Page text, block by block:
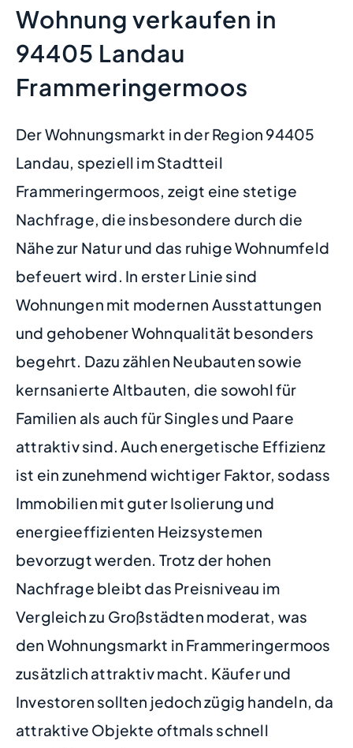
Wohnung verkaufen in
94405 Landau
Frammeringermoos
Der Wohnungsmarkt in der Region 94405
Landau, speziell im Stadtteil
Frammeringermoos, zeigt eine stetige
Nachfrage, die insbesondere durch die
Nähe zur Natur und das ruhige Wohnumfeld
befeuert wird. In erster Linie sind
Wohnungen mit modernen Ausstattungen
und gehobener Wohnqualität besonders
begehrt. Dazu zählen Neubauten sowie
kernsanierte Altbauten, die sowohl für
Familien als auch für Singles und Paare
attraktiv sind. Auch energetische Effizienz
ist ein zunehmend wichtiger Faktor, sodass
Immobilien mit guter Isolierung und
energieeffizienten Heizsystemen
bevorzugt werden. Trotz der hohen
Nachfrage bleibt das Preisniveau im
Vergleich zu Großstädten moderat, was
den Wohnungsmarkt in Frammeringermoos
zusätzlich attraktiv macht. Käufer und
Investoren sollten jedoch zügig handeln, da
attraktive Objekte oftmals schnell